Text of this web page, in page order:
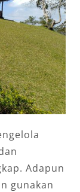
Adapun
gunakan